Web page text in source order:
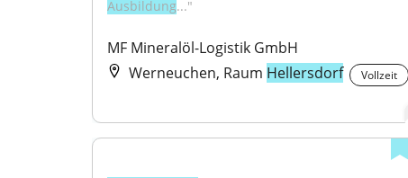
Ausbildung..."
MF Mineralöl-Logistik GmbH
Werneuchen, Raum Hellersdorf Vollzeit